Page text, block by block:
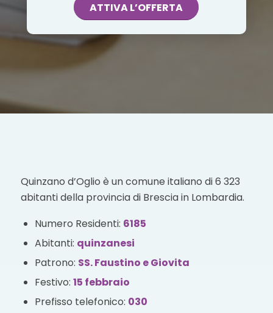
ATTIVA L’OFFERTA
Quinzano d’Oglio è un comune italiano di 6 323
abitanti della provincia di Brescia in Lombardia.
Numero Residenti: 6185
Abitanti: quinzanesi
Patrono: SS. Faustino e Giovita
Festivo: 15 febbraio
Prefisso telefonico: 030